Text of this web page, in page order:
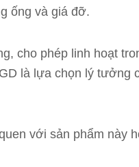
ống và giá đỡ.
cho phép linh hoạt
là lựa chọn lý tưởng
với sản phẩm này